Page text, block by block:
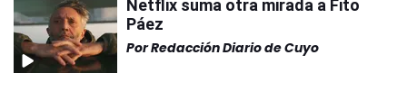
Netflix suma otra mirada a Fito
Páez
PorRedacción Diario de Cuyo